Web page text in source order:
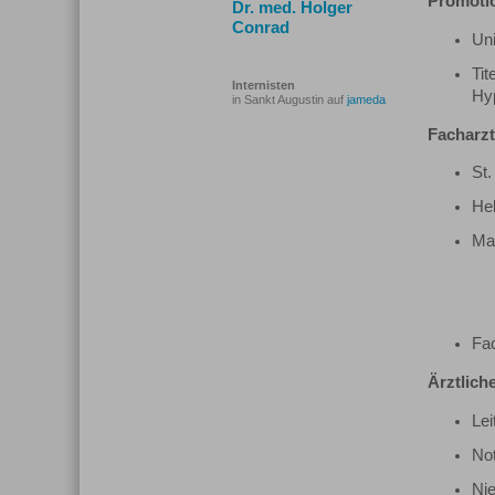
Dr. med. Holger
Conrad
Internisten
in Sankt Augustin auf jameda